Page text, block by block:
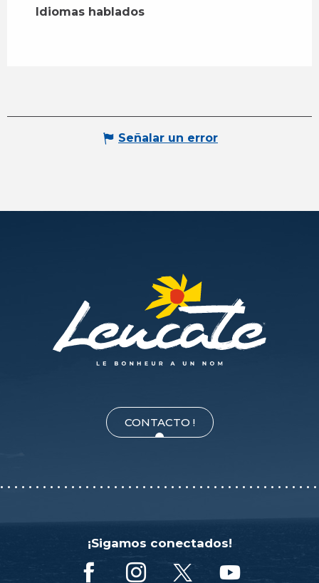
Idiomas hablados
Idiomas hablados
Señalar un error
CONTACTO !
¡Sigamos conectados!